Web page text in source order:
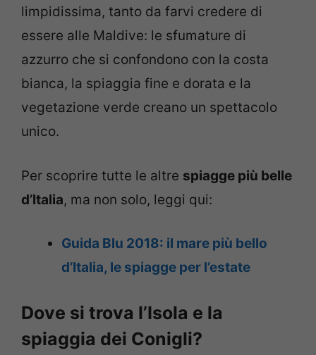
limpidissima, tanto da farvi credere di
essere alle Maldive: le sfumature di
azzurro che si confondono con la costa
bianca, la spiaggia fine e dorata e la
vegetazione verde creano un spettacolo
unico.
Per scoprire tutte le altre spiagge più belle
d’Italia, ma non solo, leggi qui:
Guida Blu 2018: il mare più bello
d’Italia, le spiagge per l’estate
Dove si trova l’Isola e la
spiaggia dei Conigli?